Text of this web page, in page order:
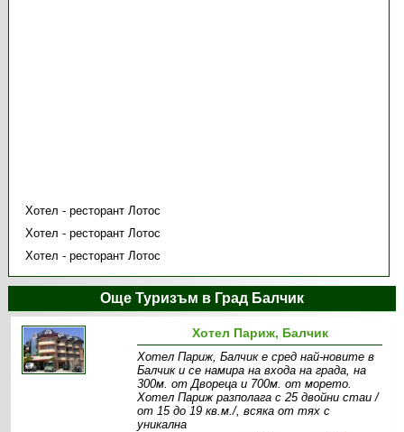
Хотел - ресторант Лотос
Хотел - ресторант Лотос
Хотел - ресторант Лотос
Още Туризъм в Град Балчик
Хотел Париж, Балчик
Хотел Париж, Балчик е сред най-новите в
Балчик и се намира на входа на града, на
300м. от Двореца и 700м. от морето.
Хотел Париж разполага с 25 двойни стаи /
от 15 до 19 кв.м./, всяка от тях с
уникална